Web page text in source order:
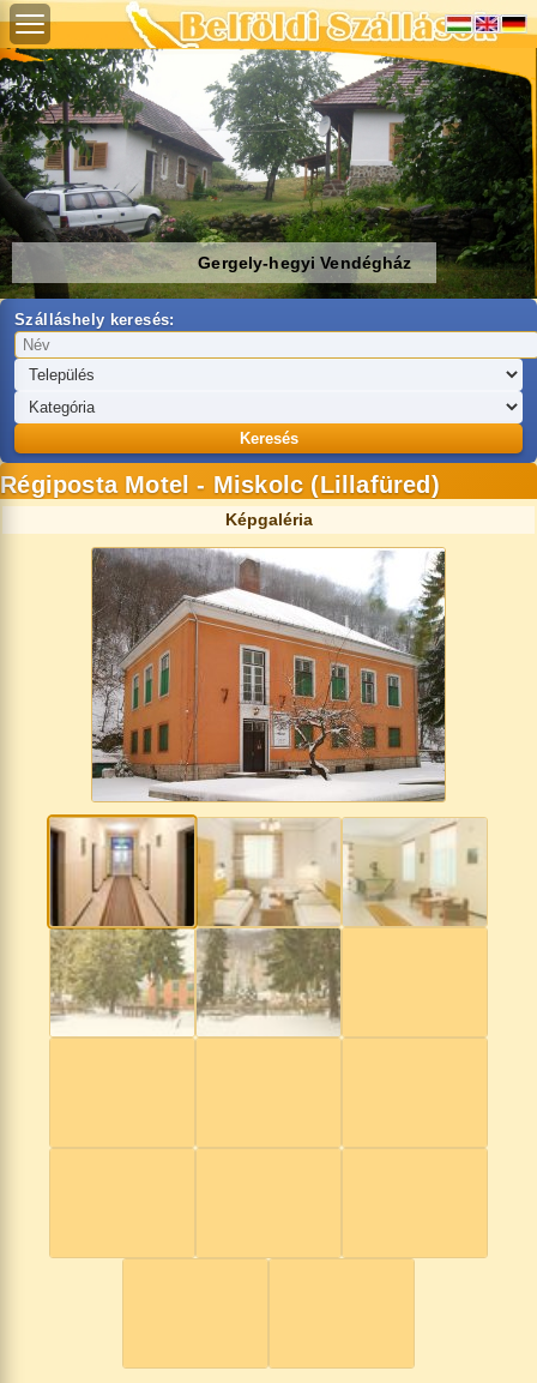
Gergely-hegyi Vendégház
Szálláshely keresés:
Keresés
Régiposta Motel - Miskolc (Lillafüred)
Képgaléria